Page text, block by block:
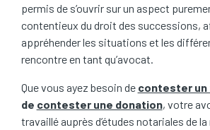
permis de s’ouvrir sur un aspect
contentieux du droit des successions,
appréhender les situations et les
rencontre en tant qu’avocat.
Que vous ayez besoin de contester
de contester une donation, votre
travaillé auprès d’études notariales de